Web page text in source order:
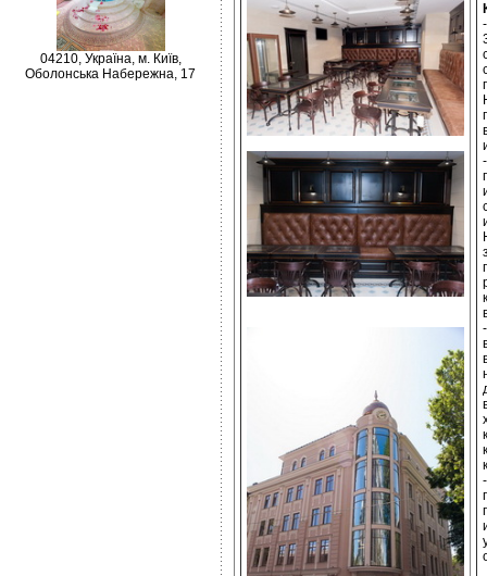
04210, Україна, м. Київ,
Оболонська Набережна, 17